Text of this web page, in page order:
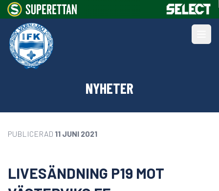
NYHETER
PUBLICERAD 11 JUNI 2021
LIVESÄNDNING P19 MOT